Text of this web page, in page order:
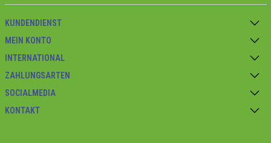
KUNDENDIENST
MEIN KONTO
INTERNATIONAL
ZAHLUNGSARTEN
SOCIALMEDIA
KONTAKT